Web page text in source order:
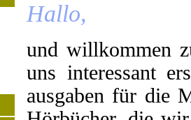
Hallo,
und will­kommen
uns in­teressant
aus­gaben für die